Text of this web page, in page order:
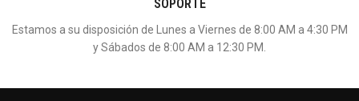
SOPORTE
Estamos a su disposición de Lunes a Viernes de 8:00 AM a 4:30 PM
y Sábados de 8:00 AM a 12:30 PM.